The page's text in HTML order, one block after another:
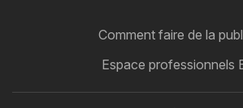
Comment faire de la
Espace professionnels